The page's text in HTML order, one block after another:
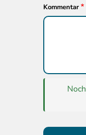
Kommentar
Noch